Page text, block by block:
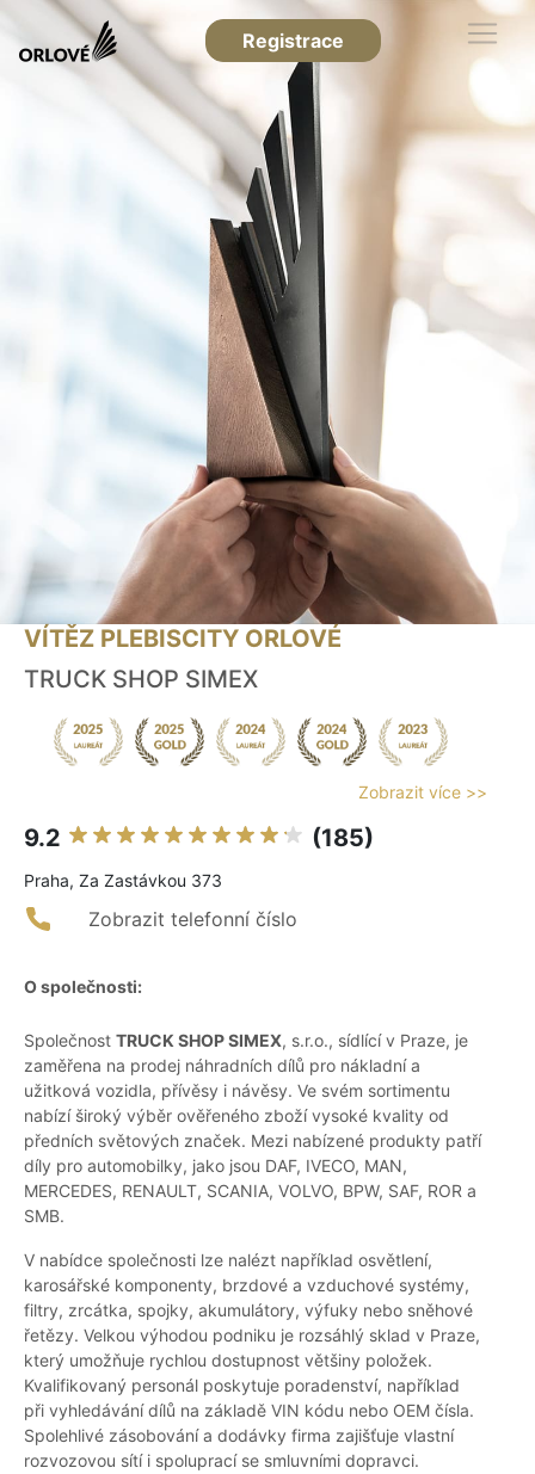
Registrace
VÍTĚZ PLEBISCITY ORLOVÉ
TRUCK SHOP SIMEX
Zobrazit více >>
9.2 (185)
Praha, Za Zastávkou 373
Zobrazit telefonní číslo
O společnosti:
Společnost TRUCK SHOP SIMEX, s.r.o., sídlící v Praze, je
zaměřena na prodej náhradních dílů pro nákladní a
užitková vozidla, přívěsy i návěsy. Ve svém sortimentu
nabízí široký výběr ověřeného zboží vysoké kvality od
předních světových značek. Mezi nabízené produkty patří
díly pro automobilky, jako jsou DAF, IVECO, MAN,
MERCEDES, RENAULT, SCANIA, VOLVO, BPW, SAF, ROR a
SMB.
V nabídce společnosti lze nalézt například osvětlení,
karosářské komponenty, brzdové a vzduchové systémy,
filtry, zrcátka, spojky, akumulátory, výfuky nebo sněhové
řetězy. Velkou výhodou podniku je rozsáhlý sklad v Praze,
který umožňuje rychlou dostupnost většiny položek.
Kvalifikovaný personál poskytuje poradenství, například
při vyhledávání dílů na základě VIN kódu nebo OEM čísla.
Spolehlivé zásobování a dodávky firma zajišťuje vlastní
rozvozovou sítí i spoluprací se smluvními dopravci.